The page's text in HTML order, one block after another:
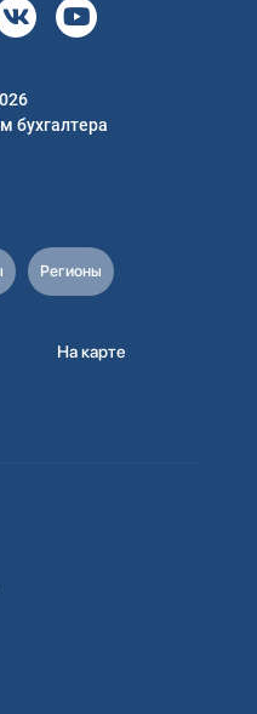
бухгалтера
Регионы
На карте